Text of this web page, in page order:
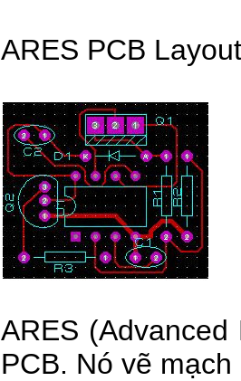
ARES PCB
ARES
PCB. Nó vẽ